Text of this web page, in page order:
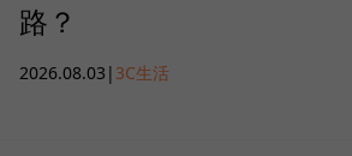
路？
2026.08.03 | 3C生活